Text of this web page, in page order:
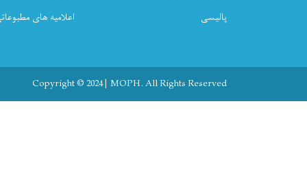
پالیسی
اعلامیه های
Copyright © 2024 | MOPH. All Rights Reserved